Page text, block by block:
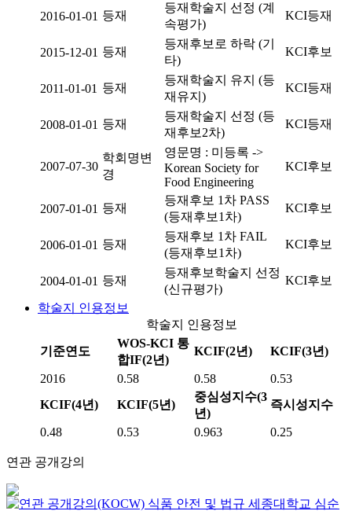
2016-01-01 등재
등재학술지 선정 (계
속평가)
KCI등재
2015-12-01 등재
등재후보로 하락 (기
타)
KCI후보
2011-01-01 등재
등재학술지 유지 (등
재유지)
KCI등재
2008-01-01 등재
등재학술지 선정 (등
재후보2차)
KCI등재
2007-07-30
학회명변
경
영문명 : 미등록 ->
Korean Society for
Food Engineering
KCI후보
2007-01-01 등재
등재후보 1차 PASS
(등재후보1차)
KCI후보
2006-01-01 등재
등재후보 1차 FAIL
(등재후보1차)
KCI후보
2004-01-01 등재
등재후보학술지 선정
(신규평가)
KCI후보
학술지 인용정보
학술지 인용정보
기준연도
WOS-KCI 통
합IF(2년)
KCIF(2년) KCIF(3년)
2016 0.58 0.58
0.53
KCIF(4년)
KCIF(5년)
중심성지수(3
년)
즉시성지수
0.48 0.53 0.963 0.25
연관 공개강의
식품 안전 및 법규 세종대학교 심순